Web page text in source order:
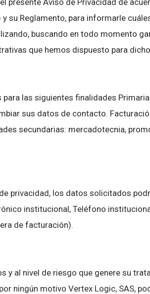
Aviso de Privacidad de
su Reglamento, para informarle
buscando en todo momento
que hemos dispuesto para
las siguientes finalidades
sus datos de contacto.
secundarias: mercadotecnia,
los datos solicitados
institucional, Teléfono
de facturación).
y al nivel de riesgo que genere su
ningún motivo Vertex Logic, SAS,